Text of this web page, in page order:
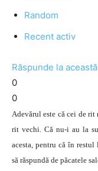
Random
Recent activ
Răspunde la
0
0
Adevărul este că cei de
rit vechi. Că nu-i au la
acesta, pentru că în restul
să răspundă de păcatele